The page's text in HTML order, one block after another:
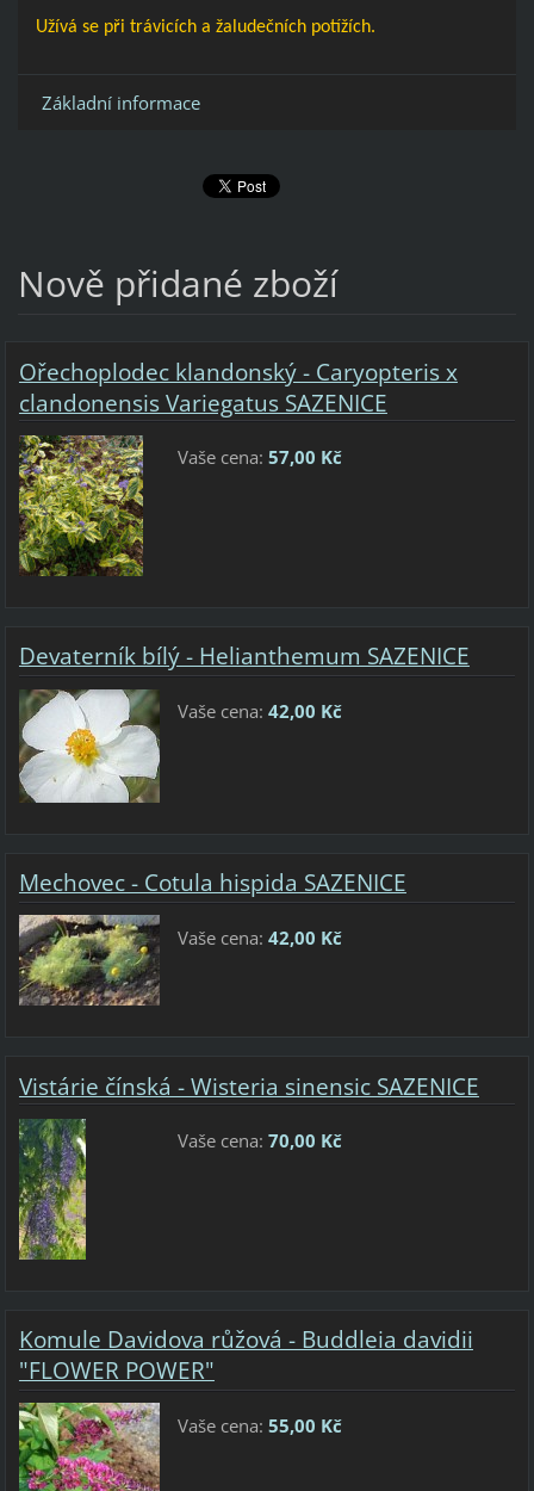
Užívá se při trávicích a žaludečních potížích.
Základní informace
Nově přidané zboží
Ořechoplodec klandonský - Caryopteris x
clandonensis Variegatus SAZENICE
Vaše cena: 57,00 Kč
Devaterník bílý - Helianthemum SAZENICE
Vaše cena: 42,00 Kč
Mechovec - Cotula hispida SAZENICE
Vaše cena: 42,00 Kč
Vistárie čínská - Wisteria sinensic SAZENICE
Vaše cena: 70,00 Kč
Komule Davidova růžová - Buddleia davidii
"FLOWER POWER"
Vaše cena: 55,00 Kč